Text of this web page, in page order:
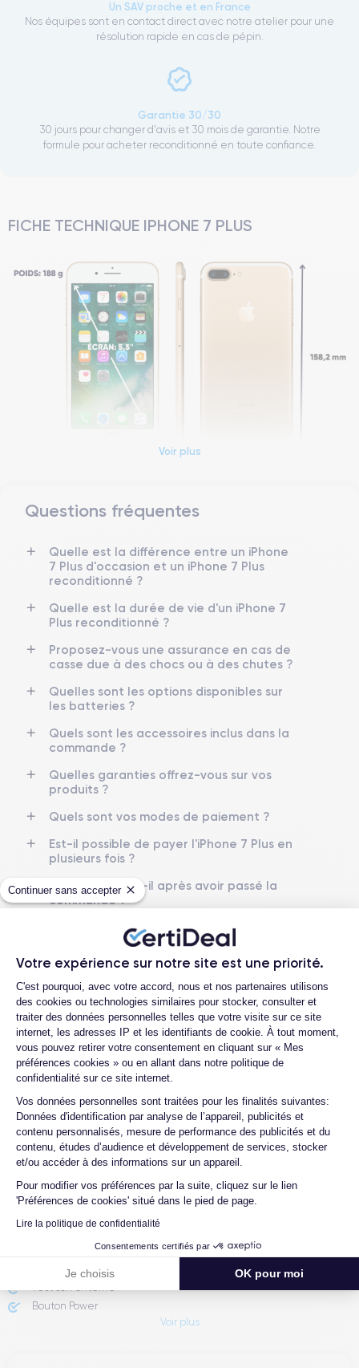
Continuer sans accepter
Votre expérience sur notre site est une priorité.
Plateforme de Gestion du
C'est pourquoi, avec votre accord, nous et nos partenaires utilisons
des cookies ou technologies similaires pour stocker, consulter et
traiter des données personnelles telles que votre visite sur ce site
internet, les adresses IP et les identifiants de cookie. À tout moment,
vous pouvez retirer votre consentement en cliquant sur « Mes
préférences cookies » ou en allant dans notre politique de
confidentialité sur ce site internet.
Vos données personnelles sont traitées pour les finalités suivantes:
Données d'identification par analyse de l’appareil, publicités et
contenu personnalisés, mesure de performance des publicités et du
contenu, études d’audience et développement de services, stocker
et/ou accéder à des informations sur un appareil.
Pour modifier vos préférences par la suite, cliquez sur le lien
'Préférences de cookies' situé dans le pied de page.
Lire la politique de confidentialité
Consentements certifiés par
Je choisis OK pour moi
Axeptio consent
Un SAV proche et en France
Nos équipes sont en contact direct avec notre atelier pour une
résolution rapide en cas de pépin.
Garantie 30/30
30 jours pour changer d'avis et 30 mois de garantie. Notre
formule pour acheter reconditionné en toute confiance.
FICHE TECHNIQUE IPHONE 7 PLUS
Dimensions et poids iPhone 7 Plus
Date de sortie
07/09/2016
Système exploit.
iOS (iOS 15)
Dimensions
158.2×77.9×7.3 mm
Poids
Écran
IPS LCD 5.5 pouces
Résolution écran
1920 x 1080 pixels
Nom de la puce
Apple A10 Fusion
PowerVR GT7600 GPU 2.23 GHz
Caméra
Résolution vidéo Recharge rapide
Batterie Dual SIM
Réseau mobile
LTE/4G
Débloqué
Oui, tous opérateurs
Pour en savoir plus, vous pouvez consulter la fiche technique de
l'iPhone 7 Plus.
Voir plus
Questions fréquentes
Quelle est la différence entre un iPhone
7 Plus d'occasion et un iPhone 7 Plus
reconditionné ?
Quelle est la durée de vie d'un iPhone 7
Plus reconditionné ?
Proposez-vous une assurance en cas de
casse due à des chocs ou à des chutes ?
Quelles sont les options disponibles sur
les batteries ?
Quels sont les accessoires inclus dans la
commande ?
Quelles garanties offrez-vous sur vos
produits ?
Quels sont vos modes de paiement ?
Est-il possible de payer l'iPhone 7 Plus en
plusieurs fois ?
Que se passe-t-il après avoir passé la
commande ?
Quelles sociétés utilisez-vous pour
l'expédition ?
Quels sont les délais de livraison ?
Que se passe-t-il si je change d'avis
après avoir acheté/reçu le produit ?
Comment demander un retour ?
Comment contacter le service client ?
Rapport de l'expert
Appareil photo avant
Vitre avant ​
Façade arrière
Capteur de proximité
Test son externe
Bouton Power
Voir plus